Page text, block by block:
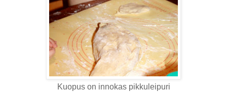
Kuopus on innokas pikkuleipuri